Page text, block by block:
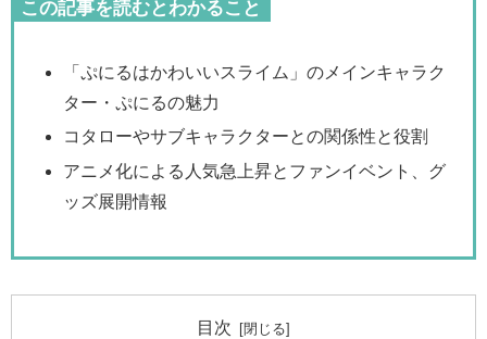
この記事を読むとわかること
「ぷにるはかわいいスライム」のメインキャラク
ター・ぷにるの魅力
コタローやサブキャラクターとの関係性と役割
アニメ化による人気急上昇とファンイベント、グ
ッズ展開情報
目次